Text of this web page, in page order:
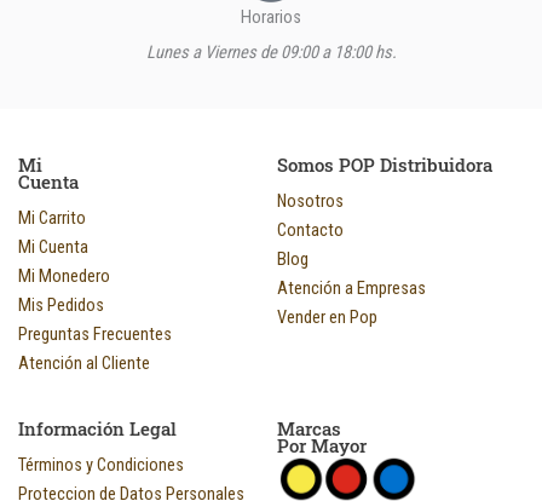
Horarios
Lunes a Viernes de 09:00 a 18:00 hs.
Mi
Cuenta
Mi Carrito
Mi Cuenta
Mi Monedero
Mis Pedidos
Preguntas Frecuentes
Atención al Cliente
Somos POP Distribuidora
Nosotros
Contacto
Blog
Atención a Empresas
Vender en Pop
Información Legal
Términos y Condiciones
Proteccion de Datos Personales
Marcas
Por Mayor